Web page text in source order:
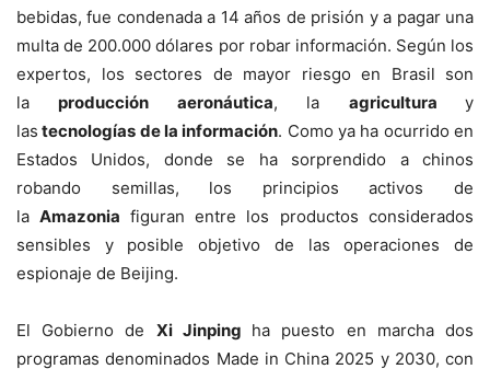
bebidas, fue condenada a 14 años de prisión y a pagar una
multa de 200.000 dólares por robar información. Según los
expertos, los sectores de mayor riesgo en Brasil son
laproducción aeronáutica, la agriculturay
las tecnologías de la información. Como ya ha ocurrido en
Estados Unidos, donde se ha sorprendido a chinos
robando semillas, los principios activos de
laAmazonia figuran entre los productos considerados
sensibles y posible objetivo de las operaciones de
espionaje de Beijing.
El Gobierno de Xi Jinping ha puesto en marcha dos
programas denominados Made in China 2025 y 2030, con